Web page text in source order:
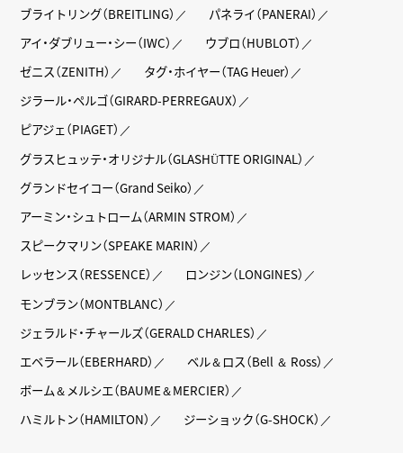
ブライトリング（BREITLING）
パネライ（PANERAI）
アイ・ダブリュー・シー（IWC）
ウブロ（HUBLOT）
ゼニス（ZENITH）
タグ・ホイヤー（TAG Heuer）
ジラール・ペルゴ（GIRARD-PERREGAUX）
ピアジェ（PIAGET）
グラスヒュッテ・オリジナル（GLASHÜTTE ORIGINAL）
グランドセイコー（Grand Seiko）
アーミン・シュトローム（ARMIN STROM）
スピークマリン（SPEAKE MARIN）
レッセンス（RESSENCE）
ロンジン（LONGINES）
モンブラン（MONTBLANC）
ジェラルド・チャールズ（GERALD CHARLES）
エベラール（EBERHARD）
ベル＆ロス（Bell ＆ Ross）
ボーム＆メルシエ（BAUME＆MERCIER）
ハミルトン（HAMILTON）
ジーショック（G-SHOCK）